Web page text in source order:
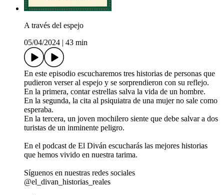
A través del espejo
05/04/2024
43 min
En este episodio escucharemos tres historias de personas que
pudieron verser al espejo y se sorprendieron con su reflejo.
En la primera, contar estrellas salva la vida de un hombre.
En la segunda, la cita al psiquiatra de una mujer no sale como
esperaba.
En la tercera, un joven mochilero siente que debe salvar a dos
turistas de un inminente peligro.
En el podcast de El Diván escucharás las mejores historias
que hemos vivido en nuestra tarima.
Síguenos en nuestras redes sociales
@el_divan_historias_reales